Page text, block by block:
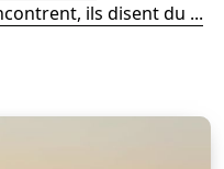
ils disent du ...